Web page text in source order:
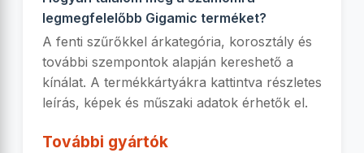
legmegfelelőbb Gigamic terméket?
A fenti szűrőkkel árkategória, korosztály és
további szempontok alapján kereshető a
kínálat. A termékkártyákra kattintva részletes
leírás, képek és műszaki adatok érhetők el.
További gyártók